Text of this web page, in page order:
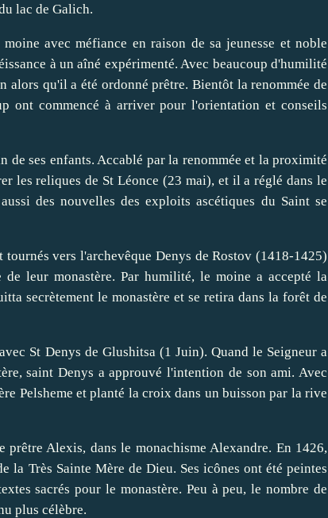
lac de Galich.
avec méfiance en raison de sa jeunesse et noble
à un aîné expérimenté. Avec beaucoup d'humilité
alors qu'il a été ordonné prêtre. Bientôt la renommée de
ont commencé à arriver pour l'orientation et conseils
de ses enfants. Accablé par la renommée et la proximité
les reliques de St Léonce (23 mai), et il a réglé dans le
des nouvelles des exploits ascétiques du Saint se
vers l'archevêque Denys de Rostov (1418-1425)
leur monastère. Par humilité, le moine a accepté la
secrètement le monastère et se retira dans la forêt de
St Denys de Glushitsa (1 Juin). Quand le Seigneur a
saint Denys a approuvé l'intention de son ami. Avec
Pelsheme et planté la croix dans un buisson par la rive
Alexis, dans le monachisme Alexandre. En 1426,
la Très Sainte Mère de Dieu. Ses icônes ont été peintes
sacrés pour le monastère. Peu à peu, le nombre de
plus célèbre.